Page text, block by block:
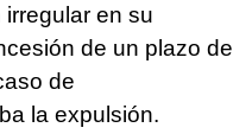
en su
de un plazo de
de
la expulsión.